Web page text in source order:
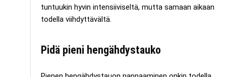
tuntuukin hyvin intensiiviseltä, mutta samaan aikaan
todella viihdyttävältä.
Pidä pieni hengähdystauko